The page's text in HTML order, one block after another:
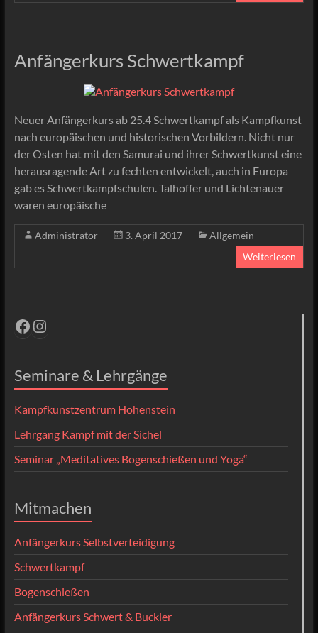
Anfängerkurs Schwertkampf
Neuer Anfängerkurs ab 25.4 Schwertkampf als Kampfkunst
nach europäischen und historischen Vorbildern. Nicht nur
der Osten hat mit den Samurai und ihrer Schwertkunst eine
herausragende Art zu fechten entwickelt, auch in Europa
gab es Schwertkampfschulen. Talhoffer und Lichtenauer
waren europäische
Administrator 3. April 2017
Allgemein
Weiterlesen
Facebook
Instagram
Seminare & Lehrgänge
Kampfkunstzentrum Hohenstein
Lehrgang Kampf mit der Sichel
Seminar „Meditatives Bogenschießen und Yoga“
Mitmachen
Anfängerkurs Selbstverteidigung
Schwertkampf
Bogenschießen
Anfängerkurs Schwert & Buckler